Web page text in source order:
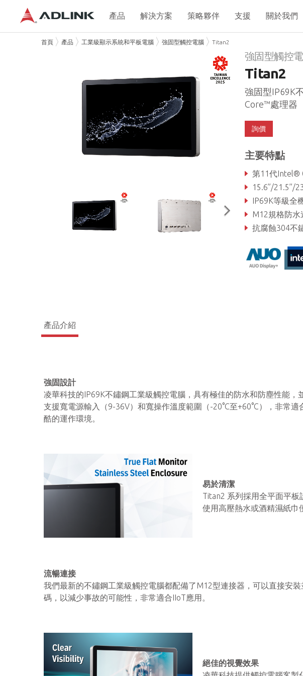
產品 解決方案 策略夥伴 支援 關於我們
首頁 產品 工業級顯示系統和平板電腦 強固型觸控電腦 Titan2
強固型觸控
Titan2
強固型IP69K
Core™處理器
詢價
主要特點
第11代Intel®
15.6”/21.5”/
IP69K等級全
M12規格防水
抗腐蝕304不
產品介紹
強固設計
凌華科技的IP69K不鏽鋼工業級觸控電腦，具有極佳的防水和防塵性能，
支援寬電源輸入（9-36V）和寬操作溫度範圍（-20°C至+60°C），非常適
酷的運作環境。
易於清潔
Titan2 系列採用全平面平板
使用高壓熱水或酒精濕紙巾
流暢連接
我們最新的不鏽鋼工業級觸控電腦都配備了M12型連接器，可以直接安裝
碼，以減少事故的可能性，非常適合IIoT應用。
絕佳的視覺效果